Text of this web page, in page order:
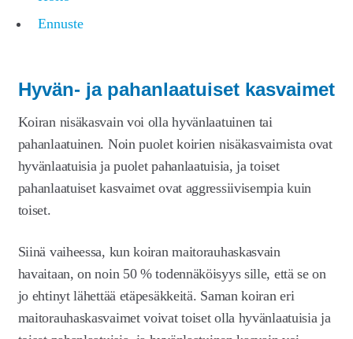
Ennuste
Hyvän- ja pahanlaatuiset kasvaimet
Koiran nisäkasvain voi olla hyvänlaatuinen tai
pahanlaatuinen. Noin puolet koirien nisäkasvaimista ovat
hyvänlaatuisia ja puolet pahanlaatuisia, ja toiset
pahanlaatuiset kasvaimet ovat aggressiivisempia kuin
toiset.
Siinä vaiheessa, kun koiran maitorauhaskasvain
havaitaan, on noin 50 % todennäköisyys sille, että se on
jo ehtinyt lähettää etäpesäkkeitä. Saman koiran eri
maitorauhaskasvaimet voivat toiset olla hyvänlaatuisia ja